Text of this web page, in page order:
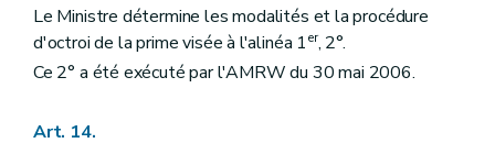
Le Ministre détermine les modalités et la procédure
d'octroi de la prime visée à l'alinéa 1er, 2°.
Ce 2° a été exécuté par l'AMRW du 30 mai 2006.
Art. 14.